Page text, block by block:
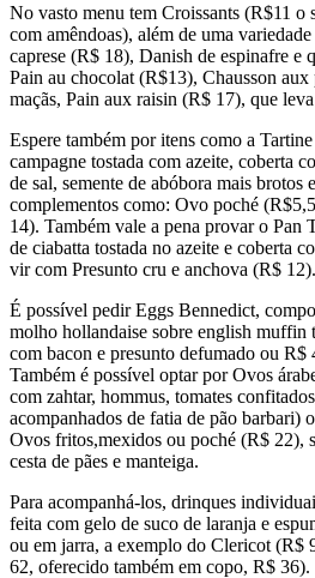
No vasto menu tem Croissants (R$11 o
com amêndoas), além de uma
caprese (R$ 18), Danish de espinafre e
Pain au chocolat (R$13), Chausson
maçãs, Pain aux raisin (R$ 17), que leva
Espere também por itens como a
campagne tostada com azeite, coberta
de sal, semente de abóbora mais brotos
complementos como: Ovo poché
14). Também vale a pena provar o Pan
de ciabatta tostada no azeite e coberta
vir com Presunto cru e anchova (R$ 12).
É possível pedir Eggs Bennedict,
molho hollandaise sobre english muffin
com bacon e presunto defumado ou R$
Também é possível optar por Ovos
com zahtar, hommus, tomates
acompanhados de fatia de pão barbari)
Ovos fritos,mexidos ou poché (R$ 22),
cesta de pães e manteiga.
Para acompanhá-los, drinques
feita com gelo de suco de laranja e
ou em jarra, a exemplo do Clericot
62, oferecido também em copo, R$ 36).